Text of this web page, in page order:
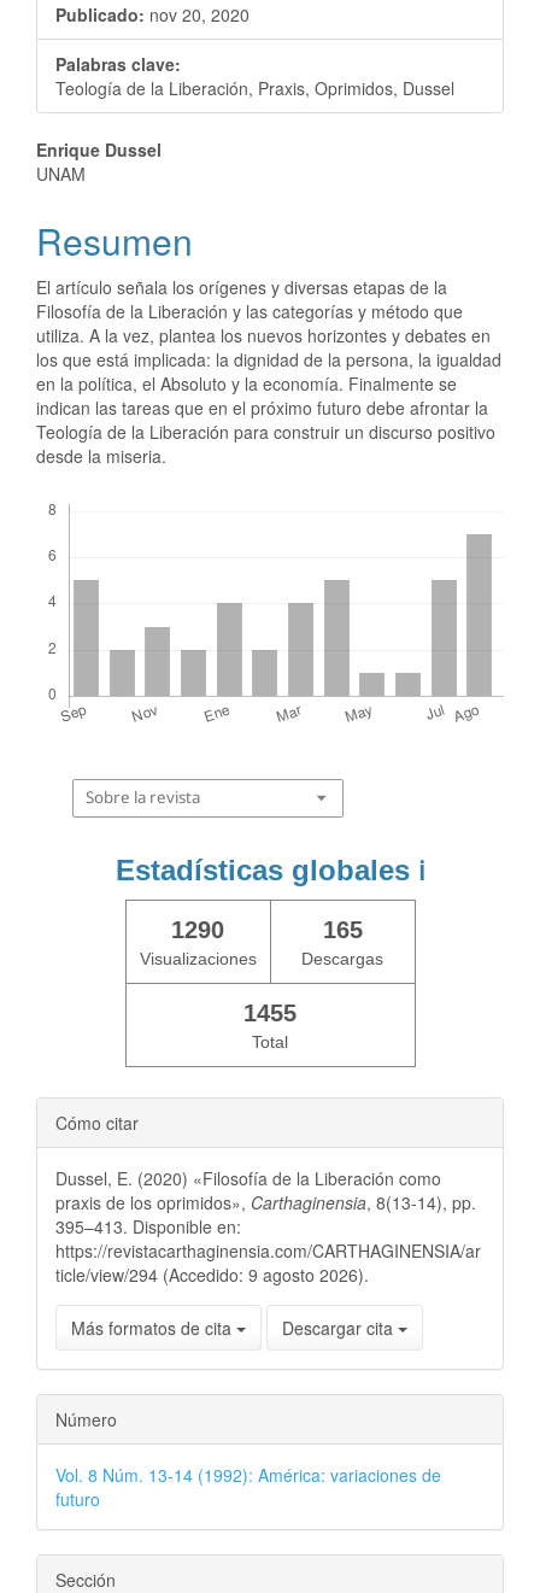
Publicado: nov 20, 2020
Palabras clave:
Teología de la Liberación, Praxis, Oprimidos, Dussel
Enrique Dussel
UNAM
Resumen
El artículo señala los orígenes y diversas etapas de la
Filosofía de la Liberación y las categorías y método que
utiliza. A la vez, plantea los nuevos horizontes y debates en
los que está implicada: la dignidad de la persona, la igualdad
en la política, el Absoluto y la economía. Finalmente se
indican las tareas que en el próximo futuro debe afrontar la
Teología de la Liberación para construir un discurso positivo
desde la miseria.
Sobre la revista
Estadísticas globales ℹ️
1290
Visualizaciones
165
Descargas
1455
Total
Cómo citar
Dussel, E. (2020) «Filosofía de la Liberación como
praxis de los oprimidos», Carthaginensia, 8(13-14), pp.
395–413. Disponible en:
https://revistacarthaginensia.com/CARTHAGINENSIA/ar
ticle/view/294 (Accedido: 9 agosto 2026).
Más formatos de cita Descargar cita
Número
Vol. 8 Núm. 13-14 (1992): América: variaciones de
futuro
Sección